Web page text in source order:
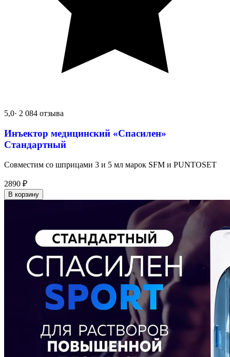
5,0· 2 084 отзыва
Инъектор медицинский «Спасилен»
Стандартный
Совместим со шприцами 3 и 5 мл марок SFM и PUNTOSET
2890 ₽
В корзину